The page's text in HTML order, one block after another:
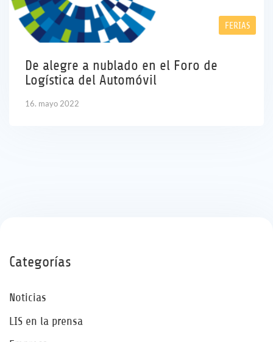
FERIAS
De alegre a nublado en el Foro de
Logística del Automóvil
16. mayo 2022
Categorías
Noticias
LIS en la prensa